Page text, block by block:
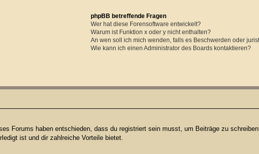
phpBB betreffende Fragen
Wer hat diese Forensoftware entwickelt?
Warum ist Funktion x oder y nicht enthalten?
An wen soll ich mich wenden, falls es Beschwerden oder
Wie kann ich einen Administrator des Boards kontaktieren?
Forums haben entschieden, dass du registriert sein musst, um Beiträge zu
ist und dir zahlreiche Vorteile bietet.